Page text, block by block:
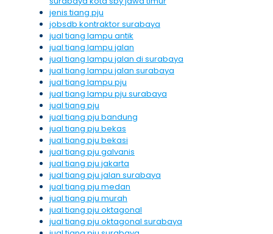
jenis tiang pju
jobsdb kontraktor surabaya
jual tiang lampu antik
jual tiang lampu jalan
jual tiang lampu jalan di surabaya
jual tiang lampu jalan surabaya
jual tiang lampu pju
jual tiang lampu pju surabaya
jual tiang pju
jual tiang pju bandung
jual tiang pju bekas
jual tiang pju bekasi
jual tiang pju galvanis
jual tiang pju jakarta
jual tiang pju jalan surabaya
jual tiang pju medan
jual tiang pju murah
jual tiang pju oktagonal
jual tiang pju oktagonal surabaya